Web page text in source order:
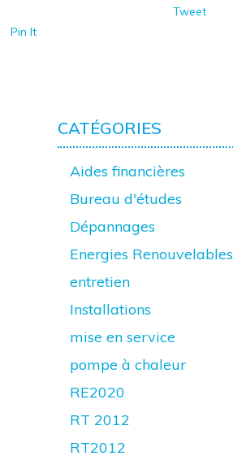
Tweet
Pin It
CATÉGORIES
Aides financières
Bureau d'études
Dépannages
Energies Renouvelables
entretien
Installations
mise en service
pompe à chaleur
RE2020
RT 2012
RT2012